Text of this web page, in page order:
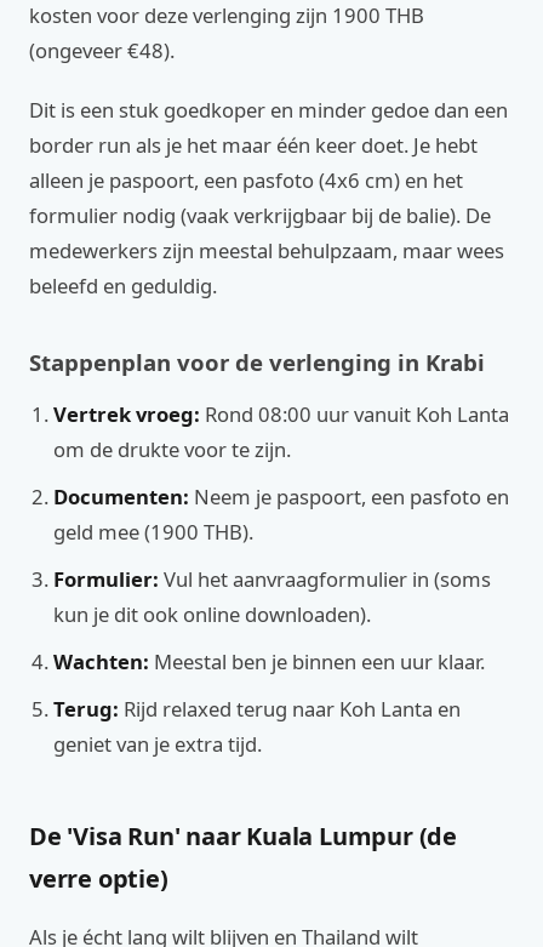
kosten voor deze verlenging zijn 1900 THB
(ongeveer €48).
Dit is een stuk goedkoper en minder gedoe dan een
border run als je het maar één keer doet. Je hebt
alleen je paspoort, een pasfoto (4x6 cm) en het
formulier nodig (vaak verkrijgbaar bij de balie). De
medewerkers zijn meestal behulpzaam, maar wees
beleefd en geduldig.
Stappenplan voor de verlenging in Krabi
Vertrek vroeg: Rond 08:00 uur vanuit Koh Lanta
om de drukte voor te zijn.
Documenten: Neem je paspoort, een pasfoto en
geld mee (1900 THB).
Formulier: Vul het aanvraagformulier in (soms
kun je dit ook online downloaden).
Wachten: Meestal ben je binnen een uur klaar.
Terug: Rijd relaxed terug naar Koh Lanta en
geniet van je extra tijd.
De 'Visa Run' naar Kuala Lumpur (de
verre optie)
Als je écht lang wilt blijven en Thailand wilt